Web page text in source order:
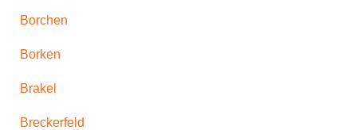
Borchen
Borken
Brakel
Breckerfeld